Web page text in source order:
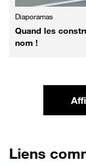
Diaporamas
Quand les
nom !
Liens